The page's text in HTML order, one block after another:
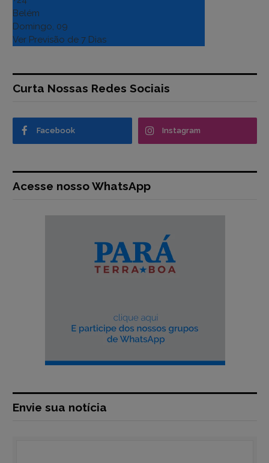
Belém
Domingo, 09
Ver Previsão de 7 Dias
Curta Nossas Redes Sociais
Facebook Instagram
Acesse nosso WhatsApp
Envie sua notícia